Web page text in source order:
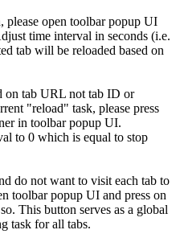
please open toolbar popup UI
time interval in seconds (i.e.
tab will be reloaded based on
on tab URL not tab ID or
"reload" task, please press
in toolbar popup UI.
to 0 which is equal to stop
do not want to visit each tab to
toolbar popup UI and press on
This button serves as a global
task for all tabs.